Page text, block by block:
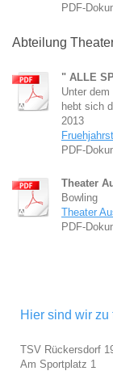
PDF-
Abteilung
" ALLE
Unter
hebt sich
2013
PDF-
Theater
Bowling
Theater
PDF-
Hier sind wir zu
TSV Rückersdorf
Am Sportplatz 1